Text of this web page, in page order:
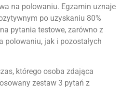
na polowaniu. Egzamin uznaje
po uzyskaniu 80%
pytania testowe, zarówno z
polowaniu, jak i pozostałych
którego osoba zdająca
zestaw 3 pytań z